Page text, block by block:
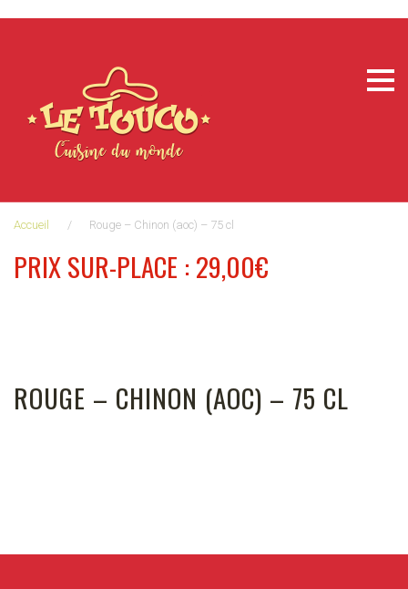
Accueil / Rouge – Chinon (aoc) – 75 cl
ROUGE – CHINON (AOC) – 75 CL
PRIX SUR-PLACE : 29,00€